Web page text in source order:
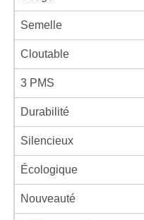
Semelle
Cloutable
3 PMS
Durabilité
Silencieux
Écologique
Nouveauté